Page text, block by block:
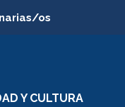
os
movilidad interna
Y CULTURA